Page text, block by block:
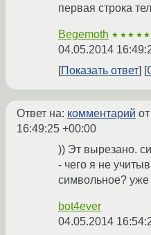
первая строка
Begemoth ★★★★★
04.05.2014
Показать ответ
Ответ на: комментарий
16:49:25 +00:00
)) Эт вырезано.
- чего я не
символьное?
bot4ever
04.05.2014